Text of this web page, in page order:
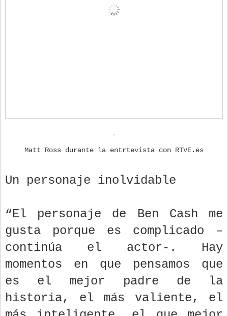
Matt Ross durante la entrtevista con RTVE.es
Un personaje inolvidable
“El personaje de Ben Cash me
gusta porque es complicado –
continúa el actor-. Hay
momentos en que pensamos que
es el mejor padre de la
historia, el más valiente, el